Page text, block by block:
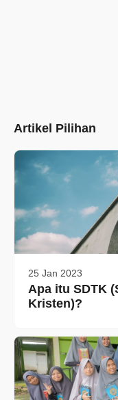
Artikel Pilihan
25 Jan 2023
Apa itu SDTK
Kristen)?